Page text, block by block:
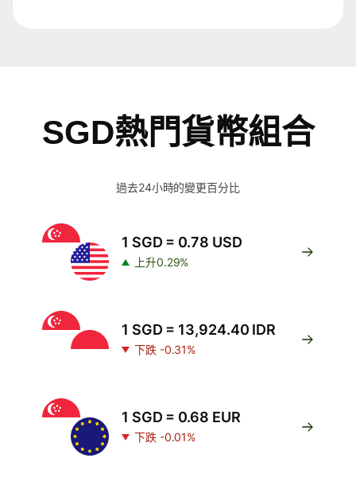
SGD熱門貨幣組合
過去24小時的變更百分比
1 SGD = 0.78 USD
上升0.29%
1 SGD = 13,924.40 IDR
下跌 -0.31%
1 SGD = 0.68 EUR
下跌 -0.01%